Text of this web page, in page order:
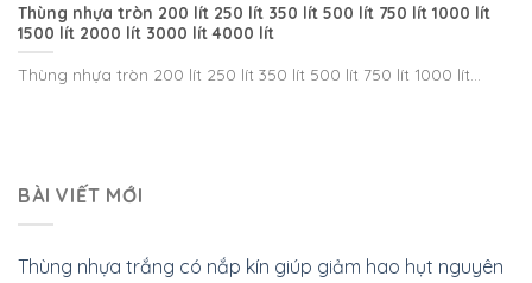
Thùng nhựa tròn 200 lít 250 lít 350 lít 500 lít 750 lít 1000 lít
1500 lít 2000 lít 3000 lít 4000 lít
Thùng nhựa tròn 200 lít 250 lít 350 lít 500 lít 750 lít 1000 lít...
BÀI VIẾT MỚI
Thùng nhựa trắng có nắp kín giúp giảm hao hụt nguyên